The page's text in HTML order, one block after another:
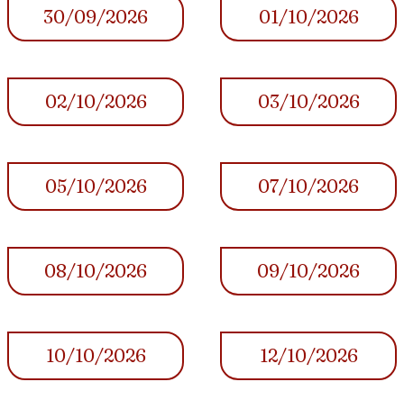
30/09/2026 01/10/2026
02/10/2026 03/10/2026
05/10/2026 07/10/2026
08/10/2026 09/10/2026
10/10/2026 12/10/2026